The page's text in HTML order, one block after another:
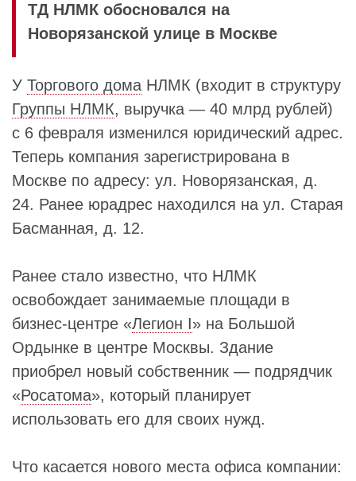
ТД НЛМК обосновался на
Новорязанской улице в Москве
У Торгового дома НЛМК (входит в структуру
Группы НЛМК, выручка — 40 млрд рублей)
с 6 февраля изменился юридический адрес.
Теперь компания зарегистрирована в
Москве по адресу: ул. Новорязанская, д.
24. Ранее юрадрес находился на ул. Старая
Басманная, д. 12.
Ранее стало известно, что НЛМК
освобождает занимаемые площади в
бизнес-центре «Легион I» на Большой
Ордынке в центре Москвы. Здание
приобрел новый собственник — подрядчик
«Росатома», который планирует
использовать его для своих нужд.
Что касается нового места офиса компании: